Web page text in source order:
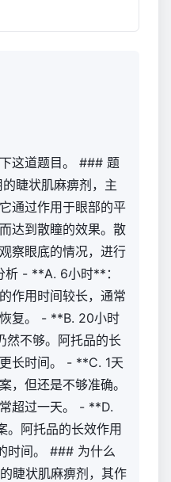
这道题目。 ### 题
睫状肌麻痹剂，主
通过作用于眼部的平
达到散瞳的效果。散
察眼底的情况，进行
- **A. 6小时**：
作用时间较长，通常
复。 - **B. 20小时
然不够。阿托品的长
长时间。 - **C. 1天
，但还是不够准确。
超过一天。 - **D.
阿托品的长效作用
时间。 ### 为什么
睫状肌麻痹剂，其作